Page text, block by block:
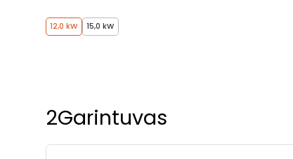
12,0 kW 15,0 kW
2Garintuvas